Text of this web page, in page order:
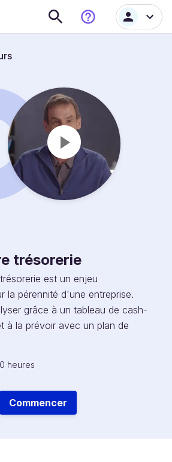
trésorerie
est un enjeu
la pérennité d'une entreprise.
grâce à un tableau de cash-
à la prévoir avec un plan de
heures
Commencer